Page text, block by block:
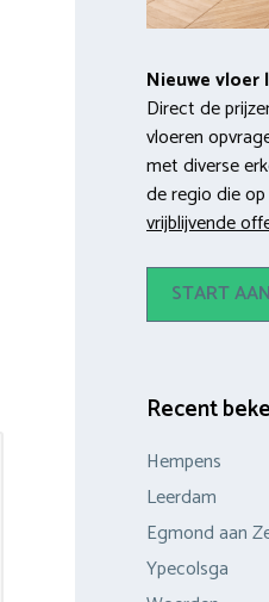
Nieuwe vloer
Direct de
vloeren
met diverse
de regio die
vrijblijvende
START
Recent
Hempens
Leerdam
Egmond aan
Ypecolsga